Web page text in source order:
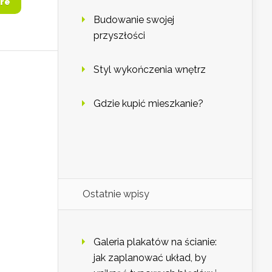
Budowanie swojej
przyszłości
Styl wykończenia wnętrz
Gdzie kupić mieszkanie?
Ostatnie wpisy
Galeria plakatów na ścianie:
jak zaplanować układ, by